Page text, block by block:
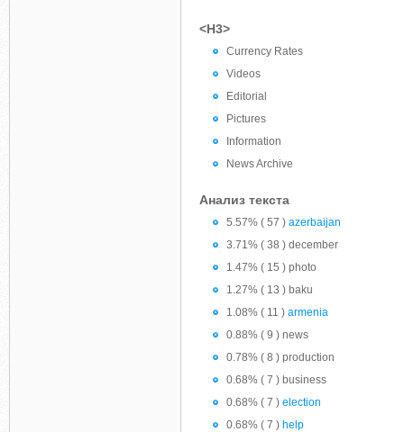
<H3>
Currency Rates
Videos
Editorial
Pictures
Information
News Archive
Анализ текста
5.57% ( 57 ) azerbaijan
3.71% ( 38 ) december
1.47% ( 15 ) photo
1.27% ( 13 ) baku
1.08% ( 11 ) armenia
0.88% ( 9 ) news
0.78% ( 8 ) production
0.68% ( 7 ) business
0.68% ( 7 ) election
0.68% ( 7 ) help